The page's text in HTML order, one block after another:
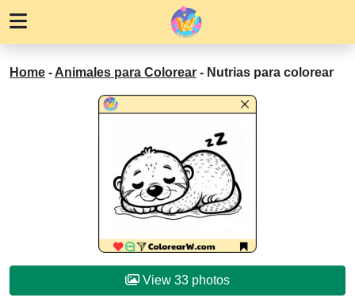
Home - Animales para Colorear - Nutrias para colorear
View 33 photos